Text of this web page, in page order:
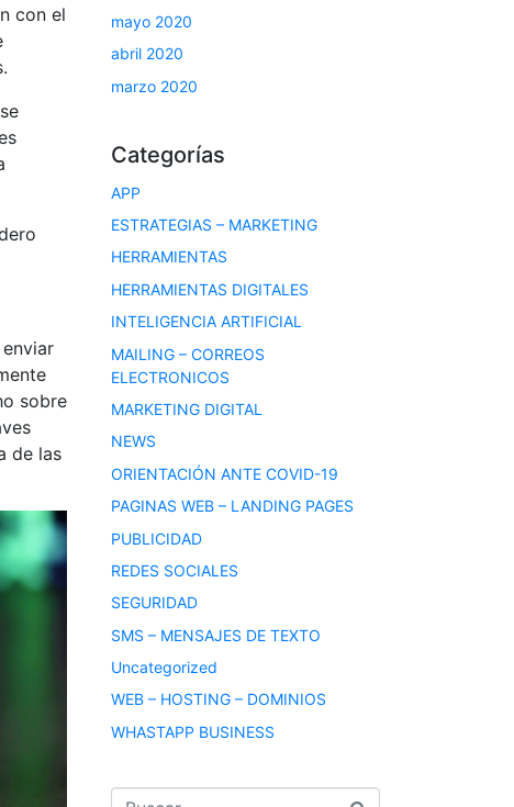
con el
sobre
de las
mayo 2020
abril 2020
marzo 2020
Categorías
APP
ESTRATEGIAS – MARKETING
HERRAMIENTAS
HERRAMIENTAS DIGITALES
INTELIGENCIA ARTIFICIAL
MAILING – CORREOS
ELECTRONICOS
MARKETING DIGITAL
NEWS
ORIENTACIÓN ANTE COVID-19
PAGINAS WEB – LANDING PAGES
PUBLICIDAD
REDES SOCIALES
SEGURIDAD
SMS – MENSAJES DE TEXTO
Uncategorized
WEB – HOSTING – DOMINIOS
WHASTAPP BUSINESS